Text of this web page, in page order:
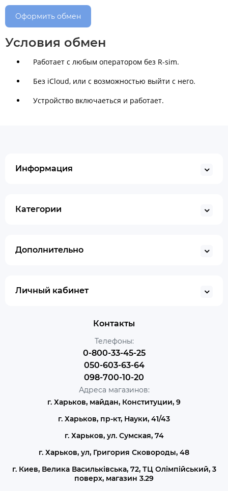
Оформить обмен
Условия обмен
Работает с любым оператором без R-sim.
Без iСloud, или с возможностью выйти с него.
Устройство включаеться и работает.
Информация
Категории
Дополнительно
Личный кабинет
Контакты
Телефоны:
0-800-33-45-25
050-603-63-64
098-700-10-20
Адреса магазинов:
г. Харьков, майдан, Конституции, 9
г. Харьков, пр-кт, Науки, 41/43
г. Харьков, ул. Сумская, 74
г. Харьков, ул, Григория Сковороды, 48
г. Киев, Велика Васильківська, 72, ТЦ Олімпійський, 3
поверх, магазин 3.29